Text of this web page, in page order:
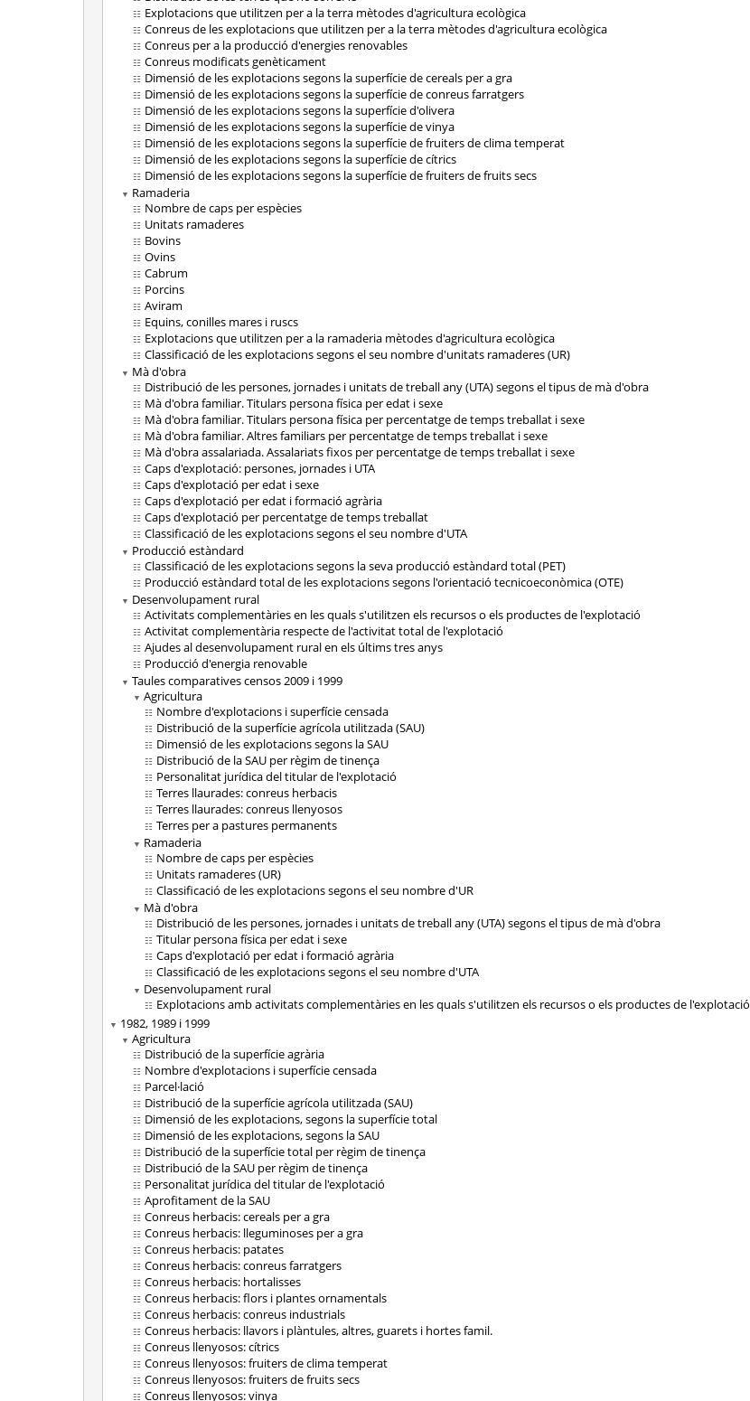
Explotacions que utilitzen per a la terra mètodes d'agricultura ecològica
Conreus de les explotacions que utilitzen per a la terra mètodes d'agricultura ecològica
Conreus per a la producció d'energies renovables
Conreus modificats genèticament
Dimensió de les explotacions segons la superfície de cereals per a gra
Dimensió de les explotacions segons la superfície de conreus farratgers
Dimensió de les explotacions segons la superfície d'olivera
Dimensió de les explotacions segons la superfície de vinya
Dimensió de les explotacions segons la superfície de fruiters de clima temperat
Dimensió de les explotacions segons la superfície de cítrics
Dimensió de les explotacions segons la superfície de fruiters de fruits secs
Ramaderia
Nombre de caps per espècies
Unitats ramaderes
Bovins
Ovins
Cabrum
Porcins
Aviram
Equins, conilles mares i ruscs
Explotacions que utilitzen per a la ramaderia mètodes d'agricultura ecològica
Classificació de les explotacions segons el seu nombre d'unitats ramaderes (UR)
Mà d'obra
Distribució de les persones, jornades i unitats de treball any (UTA) segons el tipus de mà d'obra
Mà d'obra familiar. Titulars persona física per edat i sexe
Mà d'obra familiar. Titulars persona física per percentatge de temps treballat i sexe
Mà d'obra familiar. Altres familiars per percentatge de temps treballat i sexe
Mà d'obra assalariada. Assalariats fixos per percentatge de temps treballat i sexe
Caps d'explotació: persones, jornades i UTA
Caps d'explotació per edat i sexe
Caps d'explotació per edat i formació agrària
Caps d'explotació per percentatge de temps treballat
Classificació de les explotacions segons el seu nombre d'UTA
Producció estàndard
Classificació de les explotacions segons la seva producció estàndard total (PET)
Producció estàndard total de les explotacions segons l'orientació tecnicoeconòmica (OTE)
Desenvolupament rural
Activitats complementàries en les quals s'utilitzen els recursos o els productes de l'explotació
Activitat complementària respecte de l'activitat total de l'explotació
Ajudes al desenvolupament rural en els últims tres anys
Producció d'energia renovable
Taules comparatives censos 2009 i 1999
Agricultura
Nombre d'explotacions i superfície censada
Distribució de la superfície agrícola utilitzada (SAU)
Dimensió de les explotacions segons la SAU
Distribució de la SAU per règim de tinença
Personalitat jurídica del titular de l'explotació
Terres llaurades: conreus herbacis
Terres llaurades: conreus llenyosos
Terres per a pastures permanents
Ramaderia
Nombre de caps per espècies
Unitats ramaderes (UR)
Classificació de les explotacions segons el seu nombre d'UR
Mà d'obra
Distribució de les persones, jornades i unitats de treball any (UTA) segons el tipus de mà d'obra
Titular persona física per edat i sexe
Caps d'explotació per edat i formació agrària
Classificació de les explotacions segons el seu nombre d'UTA
Desenvolupament rural
Explotacions amb activitats complementàries en les quals s'utilitzen els recursos o els productes de l'explotació
1982, 1989 i 1999
Agricultura
Distribució de la superfície agrària
Nombre d'explotacions i superfície censada
Parcel·lació
Distribució de la superfície agrícola utilitzada (SAU)
Dimensió de les explotacions, segons la superfície total
Dimensió de les explotacions, segons la SAU
Distribució de la superfície total per règim de tinença
Distribució de la SAU per règim de tinença
Personalitat jurídica del titular de l'explotació
Aprofitament de la SAU
Conreus herbacis: cereals per a gra
Conreus herbacis: lleguminoses per a gra
Conreus herbacis: patates
Conreus herbacis: conreus farratgers
Conreus herbacis: hortalisses
Conreus herbacis: flors i plantes ornamentals
Conreus herbacis: conreus industrials
Conreus herbacis: llavors i plàntules, altres, guarets i hortes famil.
Conreus llenyosos: cítrics
Conreus llenyosos: fruiters de clima temperat
Conreus llenyosos: fruiters de fruits secs
Conreus llenyosos: vinya